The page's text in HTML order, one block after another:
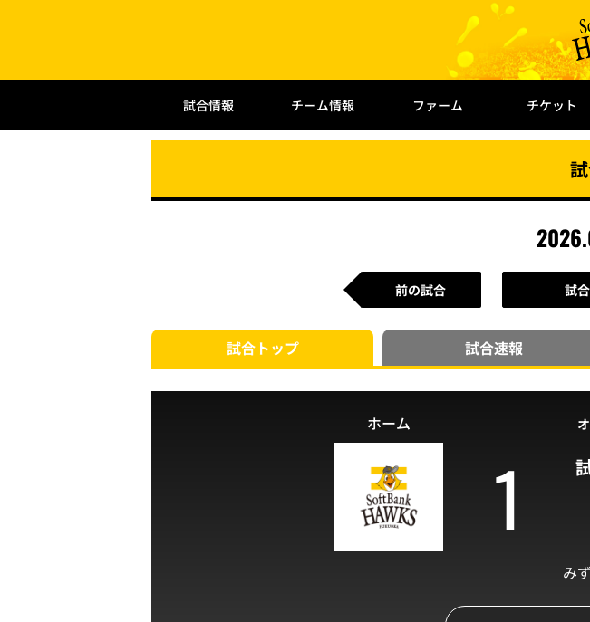
試合情報 チーム情報 ファーム チケット
前の試合 試
試合トップ 試合速報
ホーム
1
み